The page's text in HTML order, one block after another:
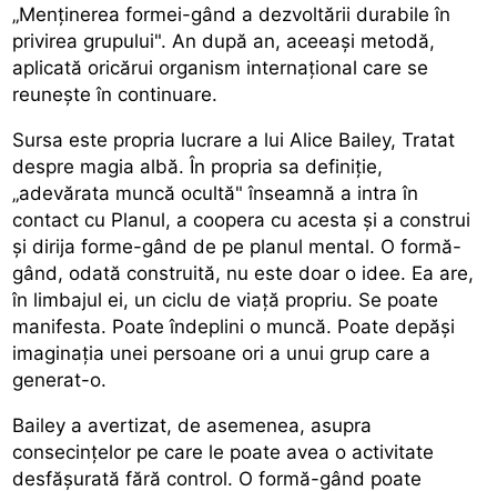
„Menținerea formei-gând a dezvoltării durabile în
privirea grupului". An după an, aceeași metodă,
aplicată oricărui organism internațional care se
reunește în continuare.
Sursa este propria lucrare a lui Alice Bailey, Tratat
despre magia albă. În propria sa definiție,
„adevărata muncă ocultă" înseamnă a intra în
contact cu Planul, a coopera cu acesta și a construi
și dirija forme-gând de pe planul mental. O formă-
gând, odată construită, nu este doar o idee. Ea are,
în limbajul ei, un ciclu de viață propriu. Se poate
manifesta. Poate îndeplini o muncă. Poate depăși
imaginația unei persoane ori a unui grup care a
generat-o.
Bailey a avertizat, de asemenea, asupra
consecințelor pe care le poate avea o activitate
desfășurată fără control. O formă-gând poate